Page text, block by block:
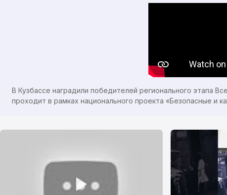
В Кузбассе наградили победителей регионального этапа
проходит в рамках национального проекта «Безопасные и